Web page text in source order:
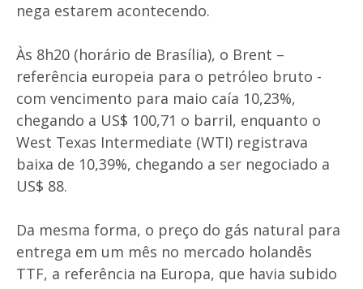
nega estarem acontecendo.
Às 8h20 (horário de Brasília), o Brent –
referência europeia para o petróleo bruto -
com vencimento para maio caía 10,23%,
chegando a US$ 100,71 o barril, enquanto o
West Texas Intermediate (WTI) registrava
baixa de 10,39%, chegando a ser negociado a
US$ 88.
Da mesma forma, o preço do gás natural para
entrega em um mês no mercado holandês
TTF, a referência na Europa, que havia subido